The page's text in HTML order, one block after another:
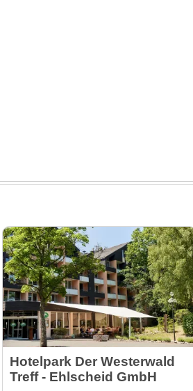
Hotelpark Der Westerwald
Treff - Ehlscheid GmbH